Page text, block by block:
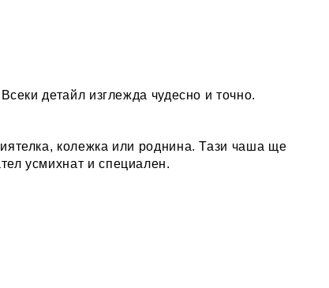
детайл изглежда чудесно и точно.
колежка или роднина. Тази чаша ще
усмихнат и специален.